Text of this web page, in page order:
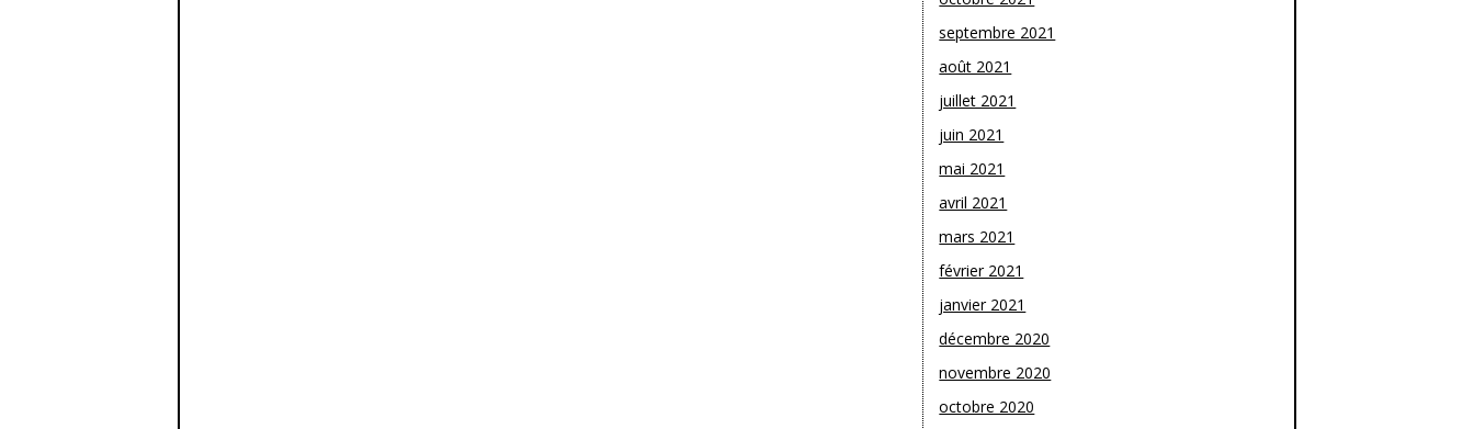
septembre 2021
août 2021
juillet 2021
juin 2021
mai 2021
avril 2021
mars 2021
février 2021
janvier 2021
décembre 2020
novembre 2020
octobre 2020